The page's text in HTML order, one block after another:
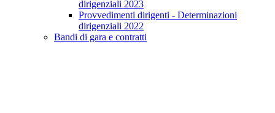
dirigenziali 2023
Provvedimenti dirigenti - Determinazioni
dirigenziali 2022
Bandi di gara e contratti